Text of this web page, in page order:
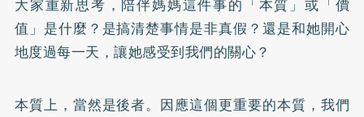
大家重新思考，陪伴媽媽這件事的「本質」或「價
值」是什麼？是搞清楚事情是非真假？還是和她開心
地度過每一天，讓她感受到我們的關心？
本質上，當然是後者。因應這個更重要的本質，我們